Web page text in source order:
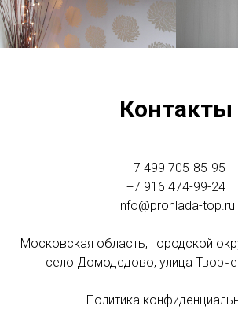
Контакты
+7 499 705-85-95
+7 916 474-99-24
info@prohlada-top.ru
Московская область, городской
село Домодедово, улица
Политика